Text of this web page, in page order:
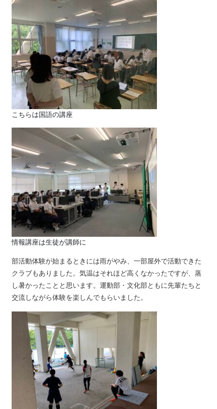
こちらは国語の講座
情報講座は生徒が講師に
部活動体験が始まるときには雨がやみ、一部屋外で活動できた
クラブもありました。気温はそれほど高くなかったですが、蒸
し暑かったことと思います。運動部・文化部ともに先輩たちと
交流しながら体験を楽しんでもらいました。